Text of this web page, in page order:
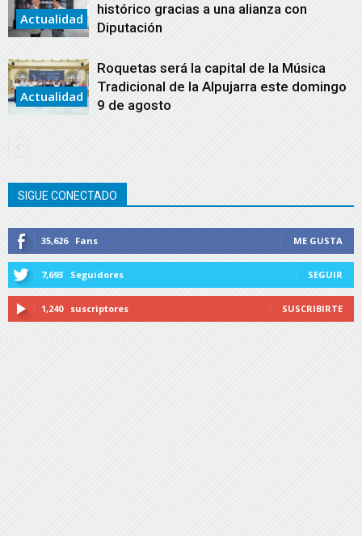
Actualidad
histórico gracias a una alianza con
Diputación
Actualidad
Roquetas será la capital de la Música
Tradicional de la Alpujarra este domingo
9 de agosto
SIGUE CONECTADO
35,626 Fans ME GUSTA
7,693 Seguidores SEGUIR
1,240 suscriptores SUSCRIBIRTE